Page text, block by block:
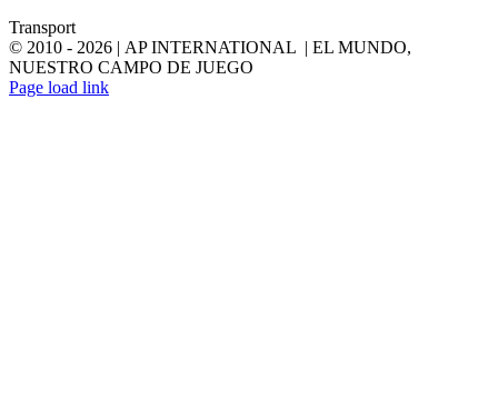
Transport
© 2010 - 2026 | AP INTERNATIONAL | EL MUNDO,
NUESTRO CAMPO DE JUEGO
LinkedIn
YouTube
Page load link